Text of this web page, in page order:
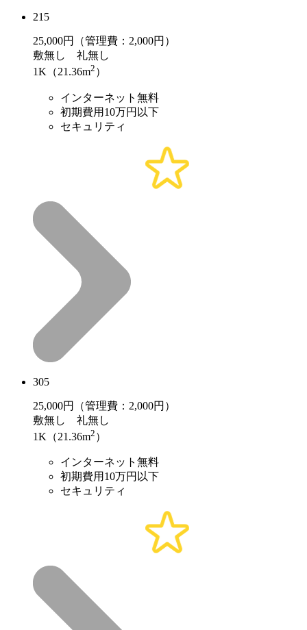
215
25,000円（管理費：2,000円）
敷無し 礼無し
1K（21.36m2 ）
インターネット無料
初期費用10万円以下
セキュリティ
305
25,000円（管理費：2,000円）
敷無し 礼無し
1K（21.36m2 ）
インターネット無料
初期費用10万円以下
セキュリティ